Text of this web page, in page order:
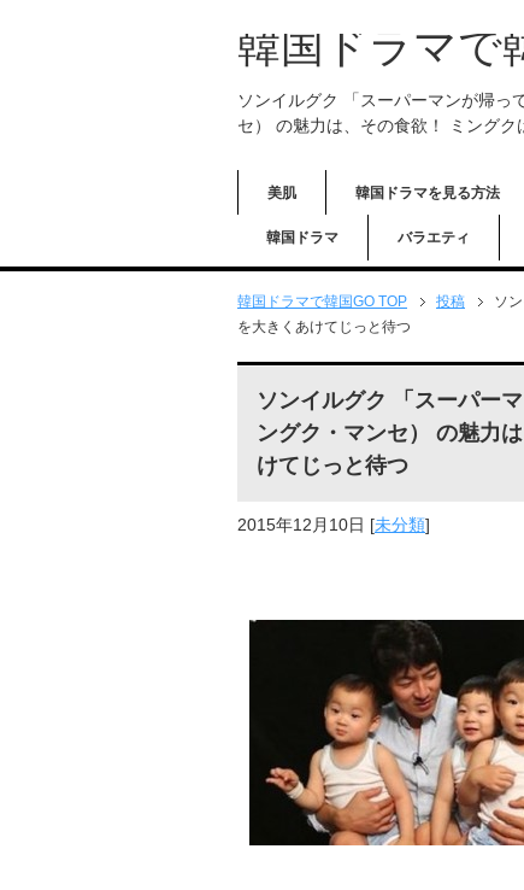
韓国ドラマで
ソンイルグク 「スーパーマンが帰っ
セ） の魅力は、その食欲！ ミング
美肌 韓国ドラマを見る方法
韓国ドラマ バラエティ
韓国ドラマで韓国GO TOP 投稿
ソ
を大きくあけてじっと待つ
ソンイルグク 「スーパー
ングク・マンセ） の魅力
けてじっと待つ
2015年12月10日 [未分類]